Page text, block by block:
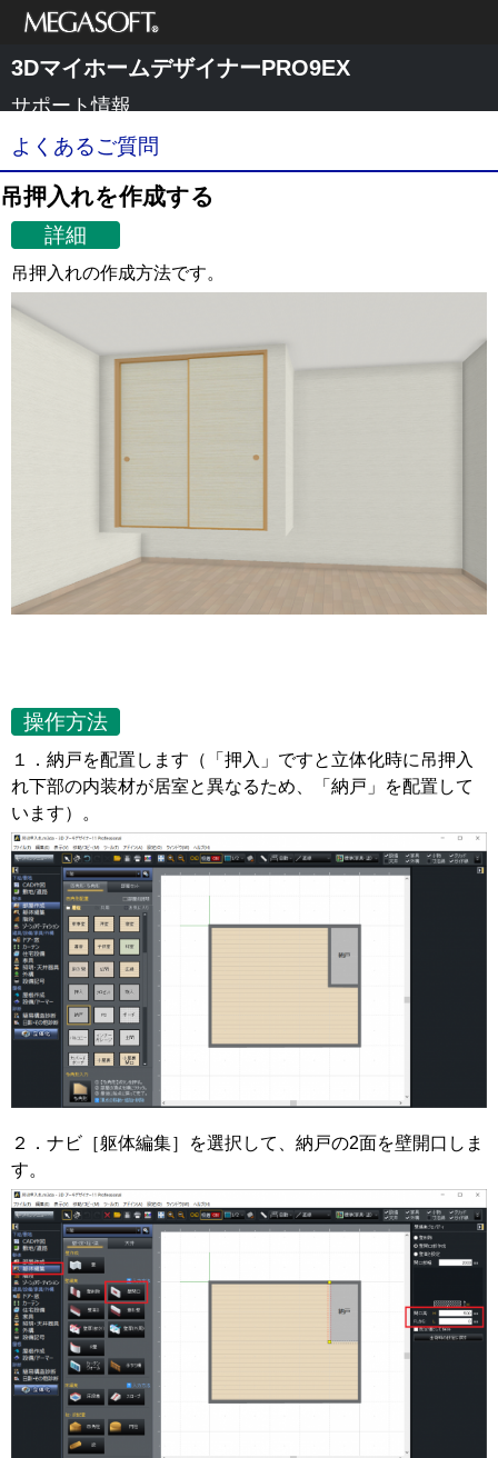
メガソフト株式
会社
3DマイホームデザイナーPRO9EX
サポート情報
よくあるご質問
吊押入れを作成する
詳細
吊押入れの作成方法です。
操作方法
１．納戸を配置します（「押入」ですと立体化時に吊押入
れ下部の内装材が居室と異なるため、「納戸」を配置して
います）。
２．ナビ［躯体編集］を選択して、納戸の2面を壁開口しま
す。